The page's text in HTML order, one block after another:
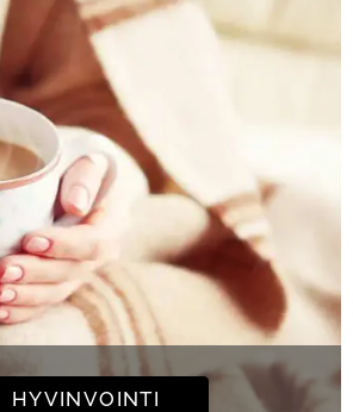
HYVINVOINTI